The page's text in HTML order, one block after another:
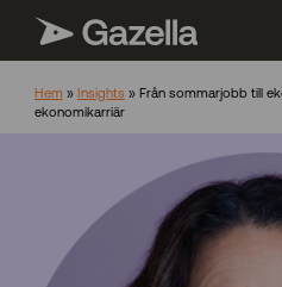
Hem » Insights » Från sommarjobb till
ekonomikarriär